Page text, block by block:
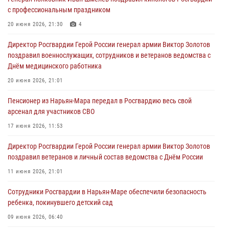
с профессиональным праздником
20 июня 2026, 21:30 4
Директор Росгвардии Герой России генерал армии Виктор Золотов
поздравил военнослужащих, сотрудников и ветеранов ведомства с
Днём медицинского работника
20 июня 2026, 21:01
Пенсионер из Нарьян-Мара передал в Росгвардию весь свой
арсенал для участников СВО
17 июня 2026, 11:53
Директор Росгвардии Герой России генерал армии Виктор Золотов
поздравил ветеранов и личный состав ведомства с Днём России
11 июня 2026, 21:01
Сотрудники Росгвардии в Нарьян-Маре обеспечили безопасность
ребенка, покинувшего детский сад
09 июня 2026, 06:40